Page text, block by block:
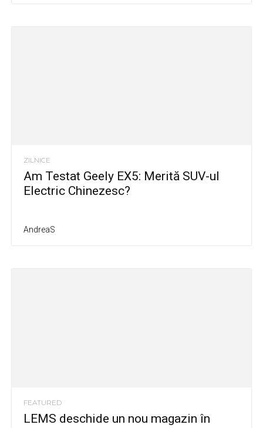
ZILNICE
Am Testat Geely EX5: Merită SUV-ul
Electric Chinezesc?
AndreaS
FEATURED
LEMS deschide un nou magazin în